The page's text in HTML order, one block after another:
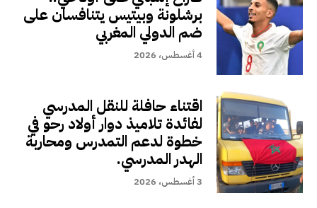
برشلونة وبيتيس يتنافسان على
ضم الدولي المغربي
4 أغسطس، 2026
اقتناء حافلة للنقل المدرسي
لفائدة تلاميذ دوار أولاد رحو في
خطوة لدعم التمدرس ومحاربة
الهدر المدرسي.
3 أغسطس، 2026